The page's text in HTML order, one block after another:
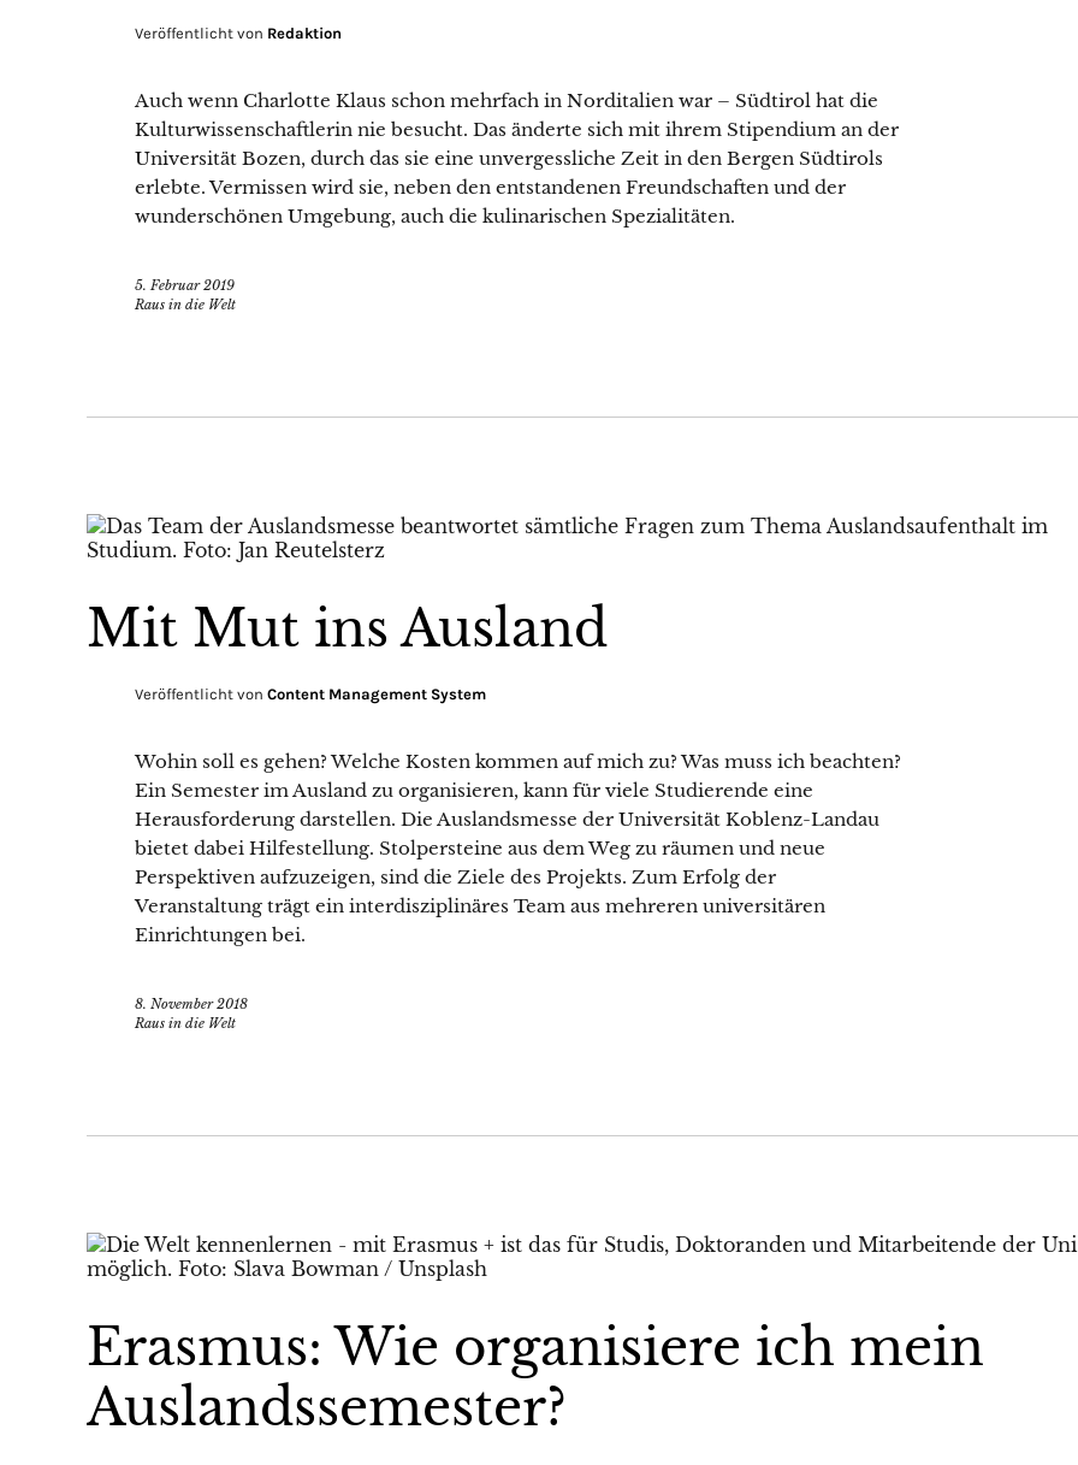
Veröffentlicht von Redaktion
Auch wenn Charlotte Klaus schon mehrfach in Norditalien war – Südtirol hat die
Kulturwissenschaftlerin nie besucht. Das änderte sich mit ihrem Stipendium an der
Universität Bozen, durch das sie eine unvergessliche Zeit in den Bergen Südtirols
erlebte. Vermissen wird sie, neben den entstandenen Freundschaften und der
wunderschönen Umgebung, auch die kulinarischen Spezialitäten.
5. Februar 2019
Raus in die Welt
Mit Mut ins Ausland
Veröffentlicht von Content Management System
Wohin soll es gehen? Welche Kosten kommen auf mich zu? Was muss ich beachten?
Ein Semester im Ausland zu organisieren, kann für viele Studierende eine
Herausforderung darstellen. Die Auslandsmesse der Universität Koblenz-Landau
bietet dabei Hilfestellung. Stolpersteine aus dem Weg zu räumen und neue
Perspektiven aufzuzeigen, sind die Ziele des Projekts. Zum Erfolg der
Veranstaltung trägt ein interdisziplinäres Team aus mehreren universitären
Einrichtungen bei.
8. November 2018
Raus in die Welt
Erasmus: Wie organisiere ich mein
Auslandssemester?